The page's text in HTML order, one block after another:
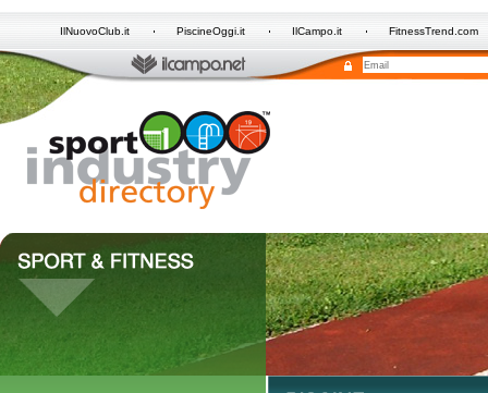
IlNuovoClub.it PiscineOggi.it IlCampo.it FitnessTrend.com